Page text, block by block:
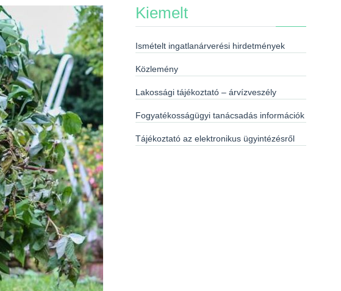
Kiemelt
Ismételt ingatlanárverési hirdetmények
Közlemény
Lakossági tájékoztató – árvízveszély
Fogyatékosságügyi tanácsadás információk
Tájékoztató az elektronikus ügyintézésről